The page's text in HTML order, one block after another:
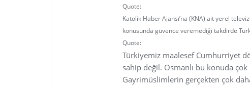
Quote:
Katolik Haber Ajansı’na (KNA) ait yerel
konusunda güvence veremediği takdirde
Quote:
Türkiyemiz maalesef Cumhurriyet
sahip değil. Osmanlı bu konuda çok
Gayrimüslimlerin gerçekten çok